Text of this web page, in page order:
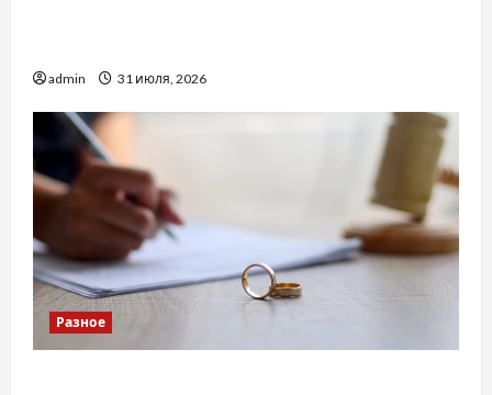
admin 31 июля, 2026
Разное